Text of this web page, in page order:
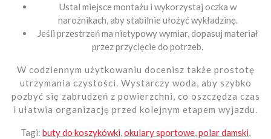
Ustal miejsce montażu i wykorzystaj oczka w
narożnikach, aby stabilnie ułożyć wykładzinę.
Jeśli przestrzeń ma nietypowy wymiar, dopasuj materiał
przez przycięcie do potrzeb.
W codziennym użytkowaniu docenisz także prostotę
utrzymania czystości. Wystarczy woda, aby szybko
pozbyć się zabrudzeń z powierzchni, co oszczędza czas
i ułatwia organizację przed kolejnym etapem wyjazdu.
Tagi: buty do koszykówki,okulary sportowe,polar damski,